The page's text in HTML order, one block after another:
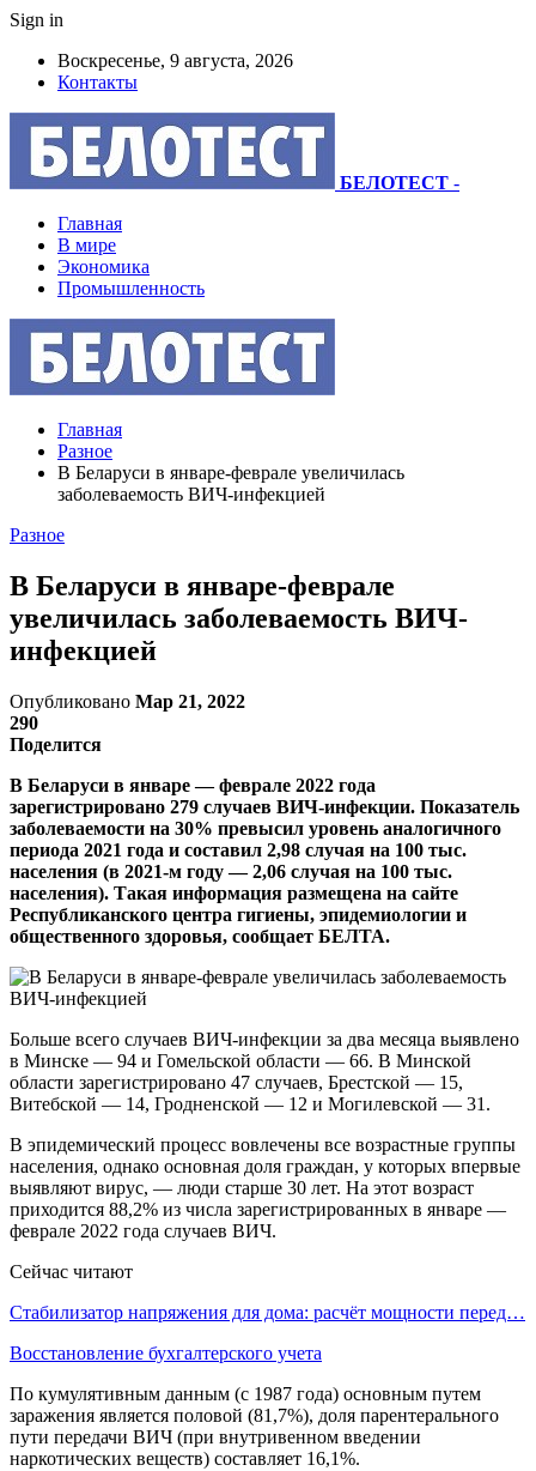
Sign in
Воскресенье, 9 августа, 2026
Контакты
БЕЛОТЕСТ -
Главная
В мире
Экономика
Промышленность
Главная
Разное
В Беларуси в январе-феврале увеличилась
заболеваемость ВИЧ-инфекцией
Разное
В Беларуси в январе-феврале
увеличилась заболеваемость ВИЧ-
инфекцией
Опубликовано Мар 21, 2022
290
Поделится
В Беларуси в январе — феврале 2022 года
зарегистрировано 279 случаев ВИЧ-инфекции. Показатель
заболеваемости на 30% превысил уровень аналогичного
периода 2021 года и составил 2,98 случая на 100 тыс.
населения (в 2021-м году — 2,06 случая на 100 тыс.
населения). Такая информация размещена на сайте
Республиканского центра гигиены, эпидемиологии и
общественного здоровья, сообщает БЕЛТА.
Больше всего случаев ВИЧ-инфекции за два месяца выявлено
в Минске — 94 и Гомельской области — 66. В Минской
области зарегистрировано 47 случаев, Брестской — 15,
Витебской — 14, Гродненской — 12 и Могилевской — 31.
В эпидемический процесс вовлечены все возрастные группы
населения, однако основная доля граждан, у которых впервые
выявляют вирус, — люди старше 30 лет. На этот возраст
приходится 88,2% из числа зарегистрированных в январе —
феврале 2022 года случаев ВИЧ.
Сейчас читают
Стабилизатор напряжения для дома: расчёт мощности перед…
Восстановление бухгалтерского учета
По кумулятивным данным (с 1987 года) основным путем
заражения является половой (81,7%), доля парентерального
пути передачи ВИЧ (при внутривенном введении
наркотических веществ) составляет 16,1%.